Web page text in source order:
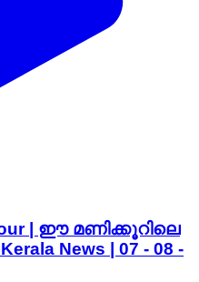
| ഈ മണിക്കൂറിലെ
News | 07 - 08 -